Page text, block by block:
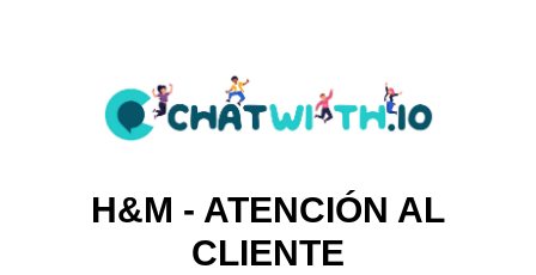
H&M - ATENCIÓN AL
CLIENTE